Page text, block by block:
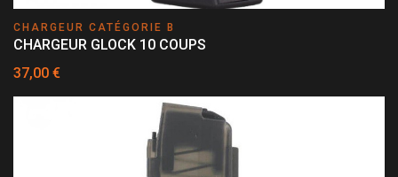
CHARGEUR CATÉGORIE B
CHARGEUR GLOCK 10 COUPS
37,00 €